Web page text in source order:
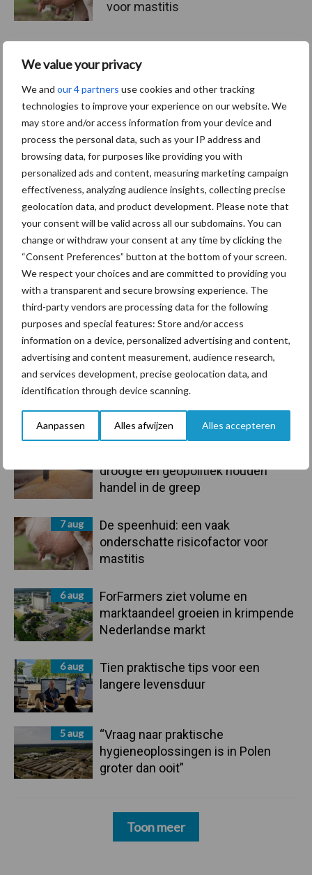
We value your privacy
We and our 4 partners use cookies and other tracking
technologies to improve your experience on our website. We
may store and/or access information from your device and
process the personal data, such as your IP address and
browsing data, for purposes like providing you with
personalized ads and content, measuring marketing campaign
effectiveness, analyzing audience insights, collecting precise
geolocation data, and product development. Please note that
your consent will be valid across all our subdomains. You can
change or withdraw your consent at any time by clicking the
“Consent Preferences” button at the bottom of your screen.
We respect your choices and are committed to providing you
with a transparent and secure browsing experience. The
third-party vendors are processing data for the following
purposes and special features: Store and/or access
information on a device, personalized advertising and content,
advertising and content measurement, audience research,
and services development, precise geolocation data, and
identification through device scanning.
Aanpassen Alles afwijzen Alles accepteren
Primaire
Sidebar
Recent nieuws Partner nieuws
droogte en geopolitiek houden
handel in de greep
7 aug
De speenhuid: een vaak
onderschatte risicofactor voor
mastitis
6 aug
ForFarmers ziet volume en
marktaandeel groeien in krimpende
Nederlandse markt
6 aug
Tien praktische tips voor een
langere levensduur
5 aug
“Vraag naar praktische
hygieneoplossingen is in Polen
groter dan ooit”
Toon meer
voor mastitis
ForFarmers ziet volume en
marktaandeel groeien in
markt
Diergezondheid Bemesting Fokkerij
Mastitis Hittestress
Toon meer